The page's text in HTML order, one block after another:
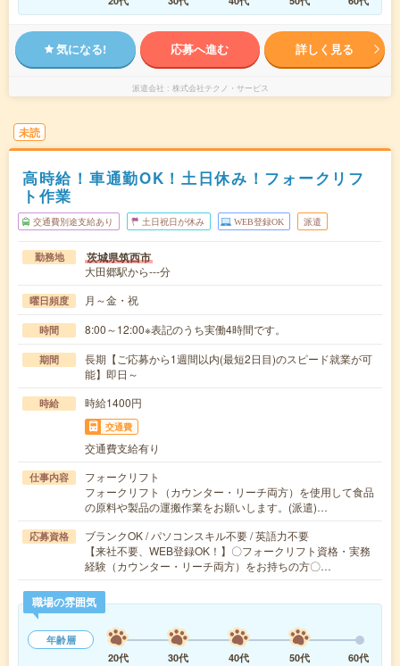
気になる! 応募へ進む 詳しく見る
派遣会社 株式会社テクノ・サービス
未読
高時給！車通勤OK！土日休み！フォークリフ
ト作業
交通費別途支給あり 土日祝日が休み WEB登録OK 派遣
勤務地 茨城県筑西市
大田郷駅から---分
曜日頻度 月～金・祝
時間 8:00～12:00※表記のうち実働4時間です。
期間
長期【ご応募から1週間以内(最短2日目)のスピード就業が可
能】即日～
時給 時給1400円
交通費
交通費支給有り
仕事内容
フォークリフト
フォークリフト（カウンター・リーチ両方）を使用して食品
の原料や製品の運搬作業をお願いします。(派遣)…
応募資格
ブランクOK / パソコンスキル不要 / 英語力不要
【来社不要、WEB登録OK！】〇フォークリフト資格・実務
経験（カウンター・リーチ両方）をお持ちの方〇…
職場の雰囲気
年齢層
20代
30代 40代 50代 60代